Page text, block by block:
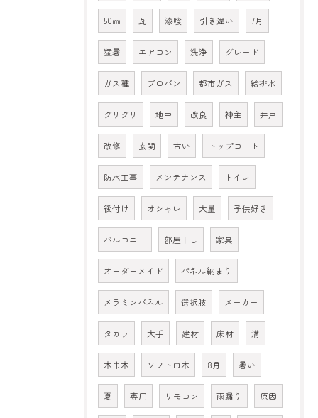
50㎜ 瓦 漆喰 引き違い 7月
猛暑 エアコン 洗浄 グレード
ガス種 プロパン 都市ガス 給排水
グリグリ 地中 改良 神主 井戸
改修 玄関 古い トップコート
防水工事 メンテナンス トイレ
後付け オシャレ 大量 子供好き
バルコニー 部屋干し 家具
オーダーメイド パネル納まり
メラミンパネル 選択肢 メーカー
タカラ 大手 建材 床材 溝
木巾木 ソフト巾木 8月 暑い
夏 専用 リモコン 雨漏り 原因